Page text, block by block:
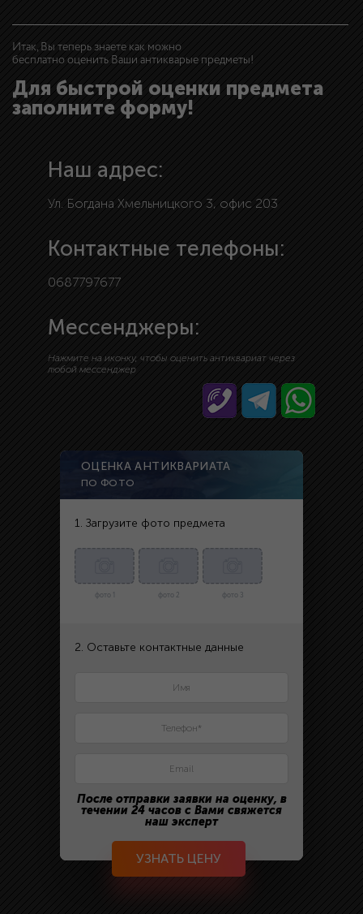
Итак, Вы теперь знаете как можно
бесплатно оценить Ваши антикварые предметы!
Для быстрой оценки предмета
заполните форму!
Наш адрес:
Ул. Богдана Хмельницкого 3, офис 203
Контактные телефоны:
0687797677
Мессенджеры:
Нажмите на иконку, чтобы оценить антиквариат через
любой мессенджер
ОЦЕНКА АНТИКВАРИАТА
ПО ФОТО
1. Загрузите фото предмета
фото 1 фото 2 фото 3
2. Оставьте контактные данные
После отправки заявки на оценку, в
течении 24 часов с Вами свяжется
наш эксперт
УЗНАТЬ ЦЕНУ